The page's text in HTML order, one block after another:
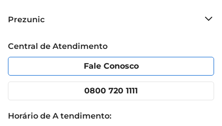
Grupo Cencosud
Política de Privacidade
Portal do fornecedor
Cencosud Media
Prezunic
Código de Ética
App Prezunic
Central de Atendimento
Fale Conosco
0800 720 1111
Horário de A tendimento: